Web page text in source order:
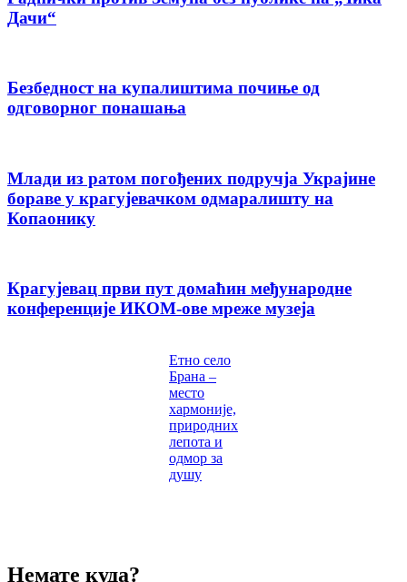
Дачи“
Безбедност на купалиштима почиње од
одговорног понашања
Млади из ратом погођених подручја Украјине
бораве у крагујевачком одмаралишту на
Копаонику
Крагујевац први пут домаћин међународне
конференције ИКОМ-ове мреже музеја
Етно село
Брана –
место
хармоније,
природних
лепота и
одмор за
душу
Немате куда?